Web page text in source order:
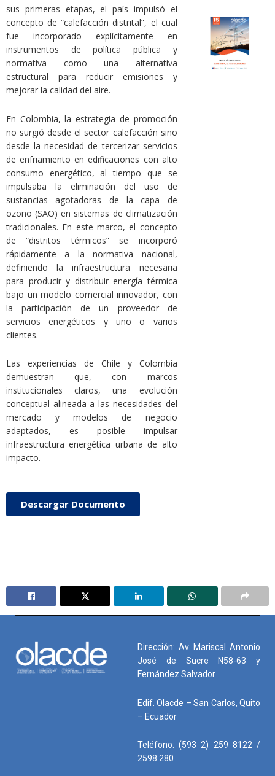
sus primeras etapas, el país impulsó el
concepto de “calefacción distrital”, el cual
fue incorporado explícitamente en
instrumentos de política pública y
normativa como una alternativa
estructural para reducir emisiones y
mejorar la calidad del aire.
En Colombia, la estrategia de promoción
no surgió desde el sector calefacción sino
desde la necesidad de tercerizar servicios
de enfriamiento en edificaciones con alto
consumo energético, al tiempo que se
impulsaba la eliminación del uso de
sustancias agotadoras de la capa de
ozono (SAO) en sistemas de climatización
tradicionales. En este marco, el concepto
de “distritos térmicos” se incorporó
rápidamente a la normativa nacional,
definiendo la infraestructura necesaria
para producir y distribuir energía térmica
bajo un modelo comercial innovador, con
la participación de un proveedor de
servicios energéticos y uno o varios
clientes.
Las experiencias de Chile y Colombia
demuestran que, con marcos
institucionales claros, una evolución
conceptual alineada a las necesidades del
mercado y modelos de negocio
adaptados, es posible impulsar
infraestructura energética urbana de alto
impacto.
Descargar Documento
Dirección: Av. Mariscal Antonio
José de Sucre N58-63 y
Fernández Salvador
Edif. Olacde – San Carlos, Quito
– Ecuador
Teléfono: (593 2) 259 8122 /
2598 280